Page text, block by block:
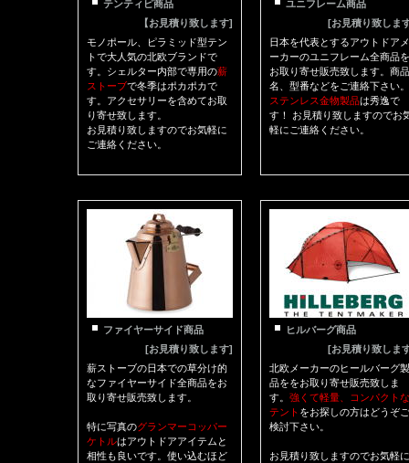
テンティピ商品
【お見積り致します]
モノポール、ピラミッド型テン
トで大人気の北欧ブランドで
す。シェルター内部で専用の薪
ストーブで冬季はポカポカで
す。アクセサリーを含めてお取
り寄せ致します。
お見積り致しますのでお気軽に
ご連絡ください。
ユニフレーム商品
[お見積り致しま
日本を代表とするアウトドアメ
ーカーのユニフレーム全商品を
お取り寄せ販売致します。商品
名、型番などをご連絡下さい。
ステンレス金物製品は秀逸で
す！ お見積り致しますのでお
軽にご連絡ください。
ファイヤーサイド商品
[お見積り致します]
薪ストーブの日本での草分け的
なファイヤーサイド全商品をお
取り寄せ販売致します。
特に写真のグランマーコッパー
ケトルはアウトドアアイテムと
相性も良いです。使い込むほど
ヒルバーグ商品
[お見積り致しま
北欧メーカーのヒールバーグ製
品ををお取り寄せ販売致しま
す。 強くて軽量、コンパクトな
テント をお探しの方はどうぞご
検討下さい。
お見積り致しますのでお気軽に